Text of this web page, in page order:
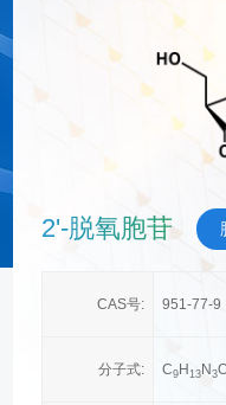
2'-脱氧胞苷
CAS号: 951-77-9
分子式: C9 H 13 N3